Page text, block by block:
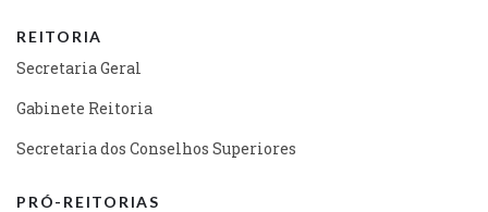
REITORIA
Secretaria Geral
Gabinete Reitoria
Secretaria dos Conselhos Superiores
PRÓ-REITORIAS